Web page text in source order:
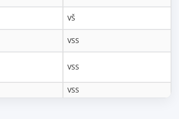
VŠ
VSS
VSS
VSS